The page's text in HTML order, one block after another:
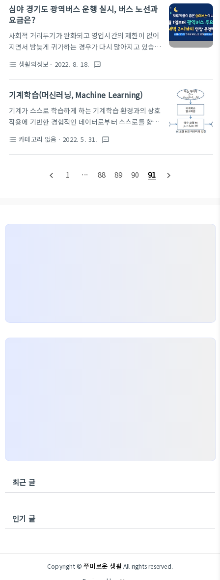
표현하고 있습니다. 아이들과 사진도 찍고 화려한 미
디어 아트도 감상하면서 시간을 보내기 좋더라구요. ..
리적 성질을 측정하는 기법 및 그 장치를 말합니다.
LiDAR는 자구 과학 및 우주 탐사를 목적으로 지속적
주행에 대한 수요가 늘어남에 따라 자동차 차량 거리
제어 및 전방 주시에 LiDAR 기술이 적용되고 있는 추
세입니다. 이 문서에서는 LiDAR는 어떠한 특징을 가
리 Li..
심야 경기도 광역버스 운행 실시, 버스 노선과
요금은?
사회적 거리두기가 완화되고 영업시간의 제한이 없어
지면서 밤늦게 귀가하는 경우가 다시 많아지고 있습니
가 끊기고 나면 택시를 타야하는데 택시도 잘 안잡히
고.. 몸은 피곤하고.. 경기도민의 막차걱정과 귀가 부
담을 해소하고 삶의 질 향상을 돕기 위해 8월 1일부터
순차적으로 경기도 광역버스 주요노선의 운행시간이
새벽 2시까지 연장됩니다. 적용대상은 강남, 잠실, 광
화문, 신촌 등 서울 주요 도심 거점에서 경기도 성남 판
교, 안산 고잔, 파주 운정 등 총 33대입니다. 심야 광역
실시간으로 보시려면 아래의 링크를 참고해주세요~
format_list_bulleted 생활의정보 · 2022. 8. 18. textsms
기계학습(머신러닝, Machine Learning)
기계가 스스로 학습하게 하는 기계학습 환경과의 상호
작용에 기반한 경험적인 데이터로부터 스스로를 향상
한분야로 컴퓨터가 학습할 수 있도록 하는 알고리즘과
기술을 개발하는 분야 주어진 데이터의 집합을 이용해
format_list_bulleted 카테고리 없음 · 2022. 5. 31. textsms
navigate_before 1 ··· 88 89 90 91 navigate_next
최근 글
인기 글
Copyright ©쭈미로운 생활All rights reserved.